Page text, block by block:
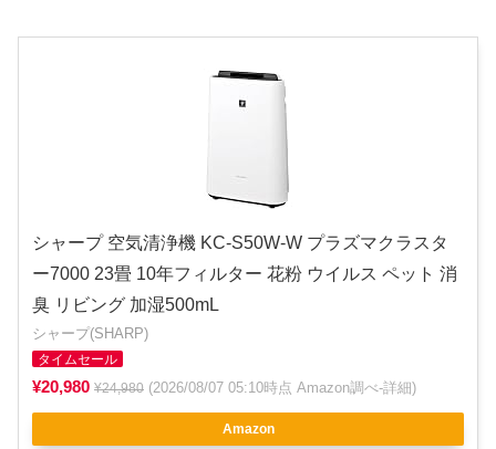
シャープ 空気清浄機 KC-S50W-W プラズマクラスタ
ー7000 23畳 10年フィルター 花粉 ウイルス ペット 消
臭 リビング 加湿500mL
シャープ(SHARP)
タイムセール
¥20,980 ¥24,980 (2026/08/07 05:10時点 Amazon調べ-詳細)
Amazon